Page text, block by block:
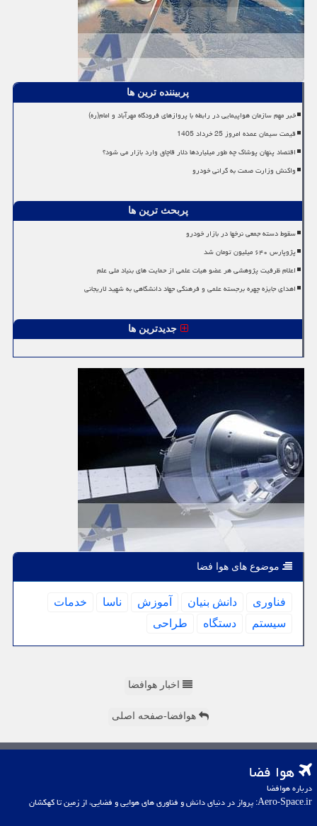
پربیننده ترین ها
خبر مهم سازمان هواپیمایی در رابطه با پروازهای فرودگاه مهرآباد و امام(ره)
قیمت سیمان عمده امروز 25 خرداد 1405
اقتصاد پنهان پوشاک چه طور میلیاردها دلار قاچاق وارد بازار می شود؟
واکنش وزارت صمت به گرانی خودرو
پربحث ترین ها
سقوط دسته جمعی نرخها در بازار خودرو
پژوپارس ۶۴۰ میلیون تومان شد
اعلام ظرفیت پژوهشی هر عضو هیات علمی از حمایت های بنیاد ملی علم
اهدای جایزه چهره برجسته علمی و فرهنگی جهاد دانشگاهی به شهید لاریجانی
جدیدترین ها
موضوع های هوا فضا
فناوری دانش بنیان آموزش ناسا
خدمات
سیستم
دستگاه طراحی
اخبار هوافضا
هوافضا-صفحه اصلی
هوا فضا
درباره هوافضا
Aero-Space.ir: پرواز در دنیای دانش و فناوری های هوایی و فضایی، از زمین تا کهکشان